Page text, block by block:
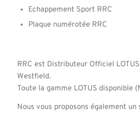
Echappement Sport RRC
Plaque numérotée RRC
RRC est Distributeur Officiel
Westfield.
Toute la gamme LOTUS disponible
Nous vous proposons également un